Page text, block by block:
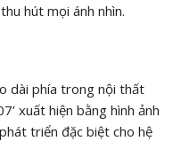
hút mọi ánh nhìn.
dài phía trong nội thất
xuất hiện bằng hình ảnh
triển đặc biệt cho hệ